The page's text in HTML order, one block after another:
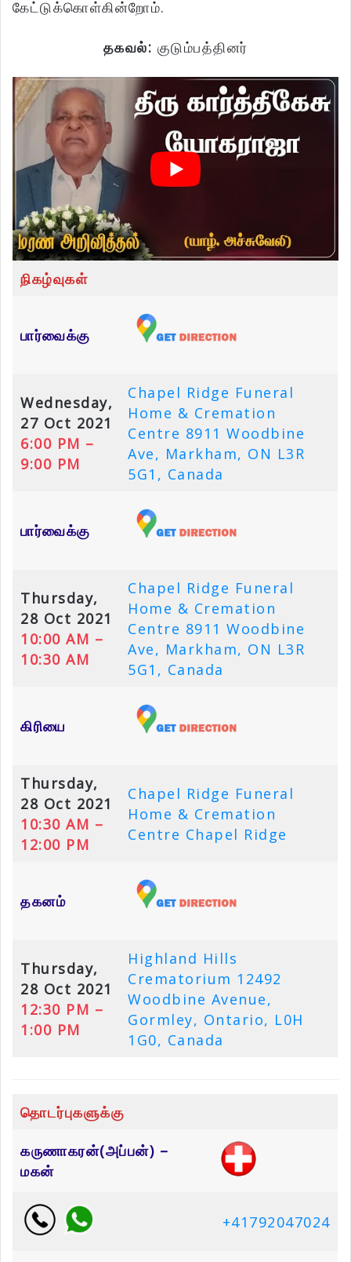
கேட்டுக்கொள்கின்றோம்.
தகவல்: குடும்பத்தினர்
நிகழ்வுகள்
பார்வைக்கு
Wednesday,
27 Oct 2021
6:00 PM –
9:00 PM
Chapel Ridge Funeral
Home & Cremation
Centre 8911 Woodbine
Ave, Markham, ON L3R
5G1, Canada
பார்வைக்கு
Thursday,
28 Oct 2021
10:00 AM –
10:30 AM
Chapel Ridge Funeral
Home & Cremation
Centre 8911 Woodbine
Ave, Markham, ON L3R
5G1, Canada
கிரியை
Thursday,
28 Oct 2021
10:30 AM –
12:00 PM
Chapel Ridge Funeral
Home & Cremation
Centre Chapel Ridge
தகனம்
Thursday,
28 Oct 2021
12:30 PM –
1:00 PM
Highland Hills
Crematorium 12492
Woodbine Avenue,
Gormley, Ontario, L0H
1G0, Canada
தொடர்புகளுக்கு
கருணாகரன்(அப்பன்) –
மகன்
+41792047024